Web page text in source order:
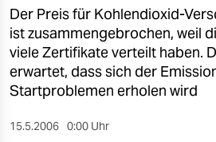
kultur
sport
berlin
nord
Der Preis für Kohlendioxid-
ist zusammengebrochen, weil
viele Zertifikate verteilt haben.
erwartet, dass sich der
Startproblemen erholen wird
15.5.2006 0:00 Uhr